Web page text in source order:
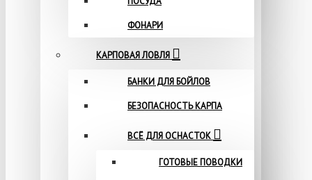
ФОНАРИ
КАРПОВАЯ ЛОВЛЯ
БАНКИ ДЛЯ БОЙЛОВ
БЕЗОПАСНОСТЬ КАРПА
ВСЁ ДЛЯ ОСНАСТОК
ГОТОВЫЕ ПОВОДКИ